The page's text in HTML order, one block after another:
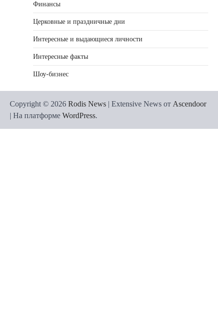
Финансы
Церковные и праздничные дни
Интересные и выдающиеся личности
Интересные факты
Шоу-бизнес
Copyright © 2026 Rodis News | Extensive News от Ascendoor
| На платформе WordPress.